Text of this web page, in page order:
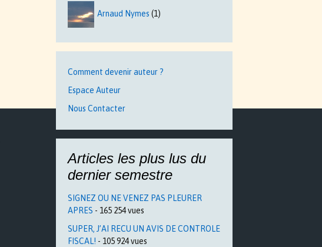
Arnaud Nymes (1)
Comment devenir auteur ?
Espace Auteur
Nous Contacter
Articles les plus lus du
dernier semestre
SIGNEZ OU NE VENEZ PAS PLEURER
APRES - 165 254 vues
SUPER, J’AI RECU UN AVIS DE CONTROLE
FISCAL! - 105 924 vues